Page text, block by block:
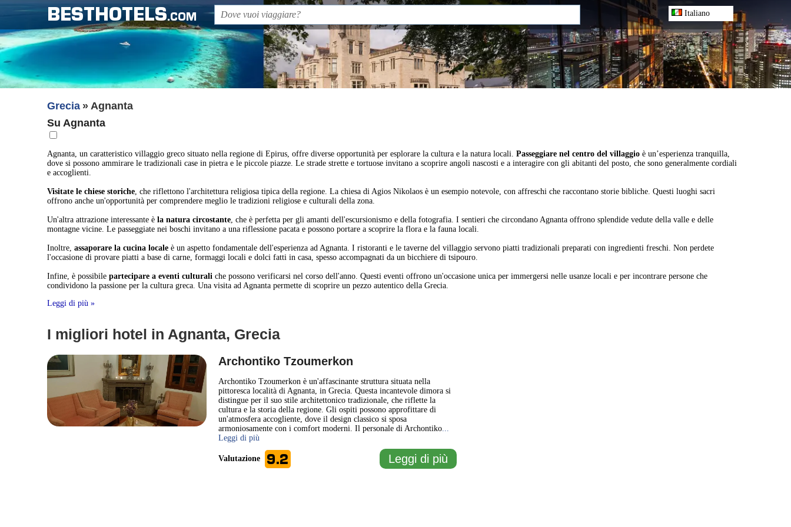
BESTHOTELS.COM Italiano
Grecia
Agnanta
Su Agnanta
Agnanta, un caratteristico villaggio greco situato nella regione di Epirus, offre diverse opportunità per esplorare la cultura e la natura locali.Passeggiare nel centro del villaggio è un’esperienza tranquilla,
dove si possono ammirare le tradizionali case in pietra e le piccole piazze. Le strade strette e tortuose invitano a scoprire angoli nascosti e a interagire con gli abitanti del posto, che sono generalmente cordiali
e accoglienti.
Visitate le chiese storiche, che riflettono l'architettura religiosa tipica della regione. La chiesa di Agios Nikolaos è un esempio notevole, con affreschi che raccontano storie bibliche. Questi luoghi sacri
offrono anche un'opportunità per comprendere meglio le tradizioni religiose e culturali della zona.
Un'altra attrazione interessante èla natura circostante, che è perfetta per gli amanti dell'escursionismo e della fotografia. I sentieri che circondano Agnanta offrono splendide vedute della valle e delle
montagne vicine. Le passeggiate nei boschi invitano a una riflessione pacata e possono portare a scoprire la flora e la fauna locali.
Inoltre,assaporare la cucina locale è un aspetto fondamentale dell'esperienza ad Agnanta. I ristoranti e le taverne del villaggio servono piatti tradizionali preparati con ingredienti freschi. Non perdete
l'occasione di provare piatti a base di carne, formaggi locali e dolci fatti in casa, spesso accompagnati da un bicchiere di tsipouro.
Infine, è possibilepartecipare a eventi culturali che possono verificarsi nel corso dell'anno. Questi eventi offrono un'occasione unica per immergersi nelle usanze locali e per incontrare persone che
condividono la passione per la cultura greca. Una visita ad Agnanta permette di scoprire un pezzo autentico della Grecia.
Leggi di più »
I migliori hotel in Agnanta, Grecia
Archontiko Tzoumerkon
Archontiko Tzoumerkon è un'affascinante struttura situata nella
pittoresca località di Agnanta, in Grecia. Questa incantevole dimora si
distingue per il suo stile architettonico tradizionale, che riflette la
cultura e la storia della regione. Gli ospiti possono approfittare di
un'atmosfera accogliente, dove il design classico si sposa
armoniosamente con i comfort moderni. Il personale di Archontiko...
Leggi di più
Valutazione 9.2 Leggi di più